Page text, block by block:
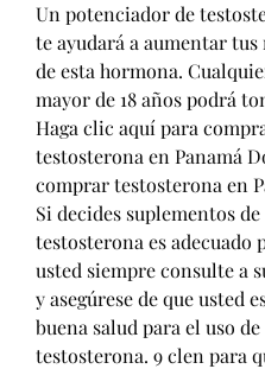
Un potenciador de
te ayudará a aumentar tus
de esta hormona.
mayor de 18 años podrá
Haga clic aquí para
testosterona en Panamá
comprar testosterona en
Si decides suplementos de
testosterona es adecuado
usted siempre consulte a
y asegúrese de que usted
buena salud para el uso de
testosterona. 9 clen para